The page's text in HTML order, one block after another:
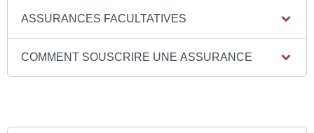
ASSURANCES FACULTATIVES
COMMENT SOUSCRIRE UNE ASSURANCE